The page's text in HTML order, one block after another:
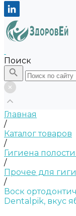
Поиск
Главная
/
Каталог товаров
/
Гигиена полости
/
Прочее для
/
Воск
Dentalpik, вкус